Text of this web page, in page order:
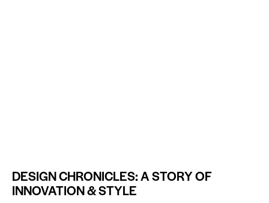
DESIGN CHRONICLES: A STORY OF
INNOVATION & STYLE